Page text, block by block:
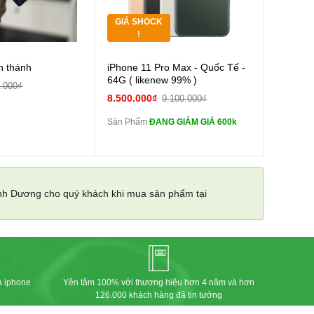
thánh
GIÁ SHOCK
!
Cường lực 10D full
màn
tai nghe iPhone 6S
Pin dự phòng và
iPhone 11 Pro Max - Quốc Tế -
64G ( likenew 99% )
8.500.000₫ 9.100.000₫
Sản PhẩmĐANG GIẢM GIÁ 600k
Dương cho quý khách khi mua sản phẩm tại
iphone
Yên tâm 100% với thương hiệu hơn 4 năm và hơn
126.000 khách hàng đã tin tưởng